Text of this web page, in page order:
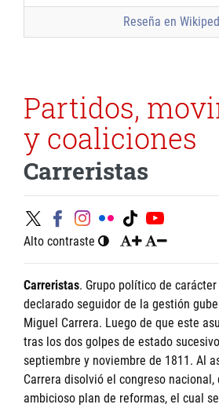
Reseña en
Partidos,
y coaliciones
Carreristas
Alto contraste
Carreristas. Grupo político de
declarado seguidor de la gestión
Miguel Carrera. Luego de que este
tras los dos golpes de estado
septiembre y noviembre de 1811. Al
Carrera disolvió el congreso nacional,
ambicioso plan de reformas, el cual